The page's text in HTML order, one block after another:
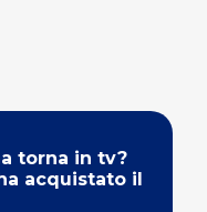
torna in tv?
acquistato il